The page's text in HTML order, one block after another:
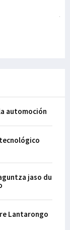
automoción
jaso du
Lantarongo